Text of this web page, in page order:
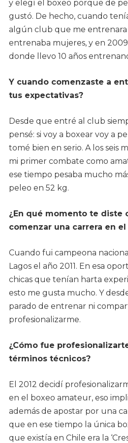
y elegí el boxeo porque de
gustó. De hecho, cuando
algún club que me
entrenaba mujeres, y en
donde llevo 10 años
Y cuando comenzaste a
tus expectativas?
Desde que entré al club
pensé: si voy a boxear voy a
tomé bien en serio. A los seis
mi primer combate como
ese tiempo pesaba mucho
peleo en 52 kg.
¿En qué momento te diste
comenzar una carrera en el
Cuando fui campeona
Lagos el año 2011. En esa
chicas que tenían harta
esto me gusta mucho. Y
parado de entrenar ni
profesionalizarme.
¿Cómo fue
términos técnicos?
El 2012 decidí
en el boxeo amateur, eso
además de apostar por una
que en ese tiempo la única
que existía en Chile era la